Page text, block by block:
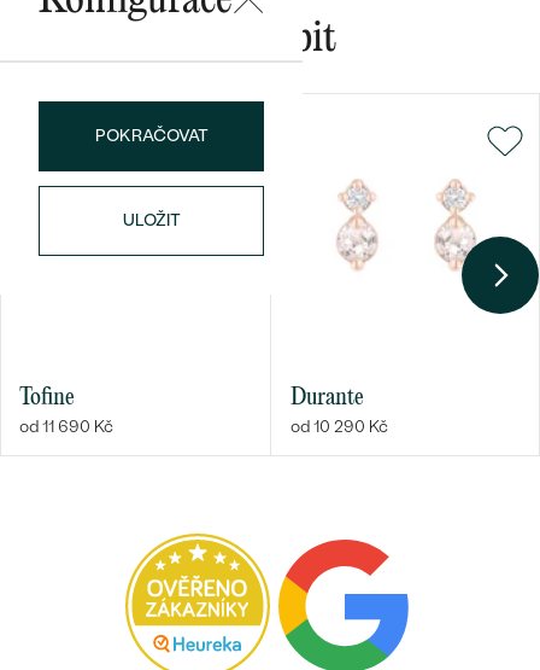
ROZMĚRY:
Broskvová
PŮVOD:
POKRAČOVAT
ULOŽIT
Mohlo by se vám líbit
Tofine
od 11 690 Kč
Durante
od 10 290 Kč